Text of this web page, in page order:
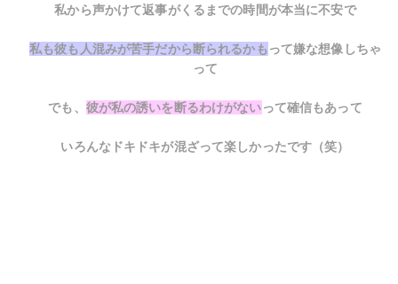
私から声かけて返事がくるまでの時間が本当に不安で
私も彼も人混みが苦手だから断られるかもって嫌な想像しちゃ
って
でも、 彼が私の誘いを断るわけがないって確信もあって
いろんなドキドキが混ざって楽しかったです（笑）